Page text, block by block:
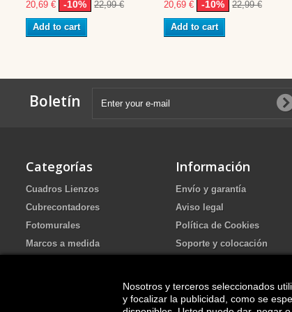
20,69 € -10% 22,99 €
Add to cart
20,69 € -10% 22,99 €
Add to cart
Boletín
Categorías
Cuadros Lienzos
Cubrecontadores
Fotomurales
Marcos a medida
Información
Envío y garantía
Aviso legal
Política de Cookies
Soporte y colocación
FAQ
Nosotros y terceros seleccionados
y focalizar la publicidad, como se